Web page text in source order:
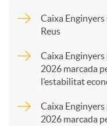
p
a
Caixa
Reus
Caixa
2026 marcada
l’estabilitat
Caixa
2026 marcada